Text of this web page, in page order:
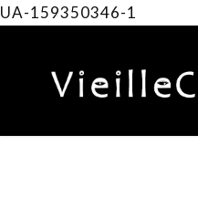
UA-159350346-1